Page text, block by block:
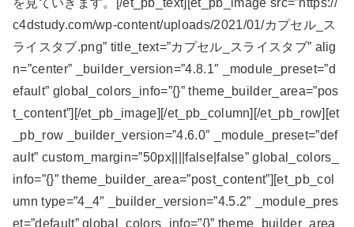
を見ていきます。[/et_pb_text][et_pb_image src=”https://
c4dstudy.com/wp-content/uploads/2021/01/カプセル_ス
ライスタブ.png” title_text=”カプセル_スライスタブ” alig
n=”center” _builder_version=”4.8.1″ _module_preset=”d
efault” global_colors_info=”{}” theme_builder_area=”pos
t_content”][/et_pb_image][/et_pb_column][/et_pb_row][et
_pb_row _builder_version=”4.6.0″ _module_preset=”def
ault” custom_margin=”50px||||false|false” global_colors_
info=”{}” theme_builder_area=”post_content”][et_pb_col
umn type=”4_4″ _builder_version=”4.5.2″ _module_pres
et=”default” global_colors_info=”{}” theme_builder_area